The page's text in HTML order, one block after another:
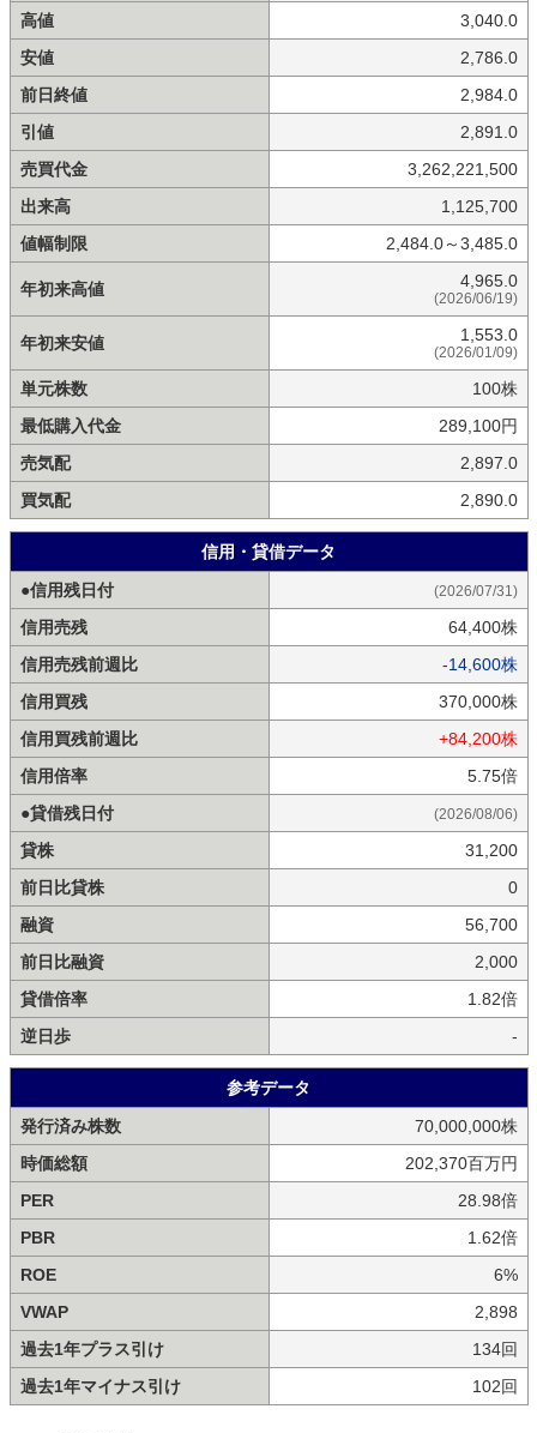
高値
3,040.0
安値
2,786.0
前日終値
2,984.0
引値
2,891.0
売買代金
3,262,221,500
出来高
1,125,700
値幅制限
2,484.0～3,485.0
年初来高値 4,965.0
(2026/06/19)
年初来安値 1,553.0
(2026/01/09)
単元株数
100株
最低購入代金
289,100円
売気配
2,897.0
買気配
2,890.0
信用・貸借データ
●信用残日付
(2026/07/31)
信用売残
64,400株
信用売残前週比
-14,600株
信用買残
370,000株
信用買残前週比
+84,200株
信用倍率
5.75倍
●貸借残日付
(2026/08/06)
貸株
31,200
前日比貸株
0
融資
56,700
前日比融資
2,000
貸借倍率
1.82倍
逆日歩
-
参考データ
発行済み株数
70,000,000株
時価総額
202,370百万円
PER
28.98倍
PBR
1.62倍
ROE
6%
VWAP
2,898
過去1年プラス引け
134回
過去1年マイナス引け
102回